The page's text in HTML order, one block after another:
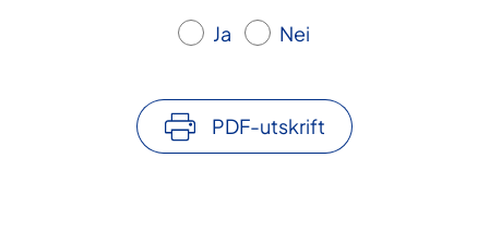
Ja Nei
PDF-utskrift